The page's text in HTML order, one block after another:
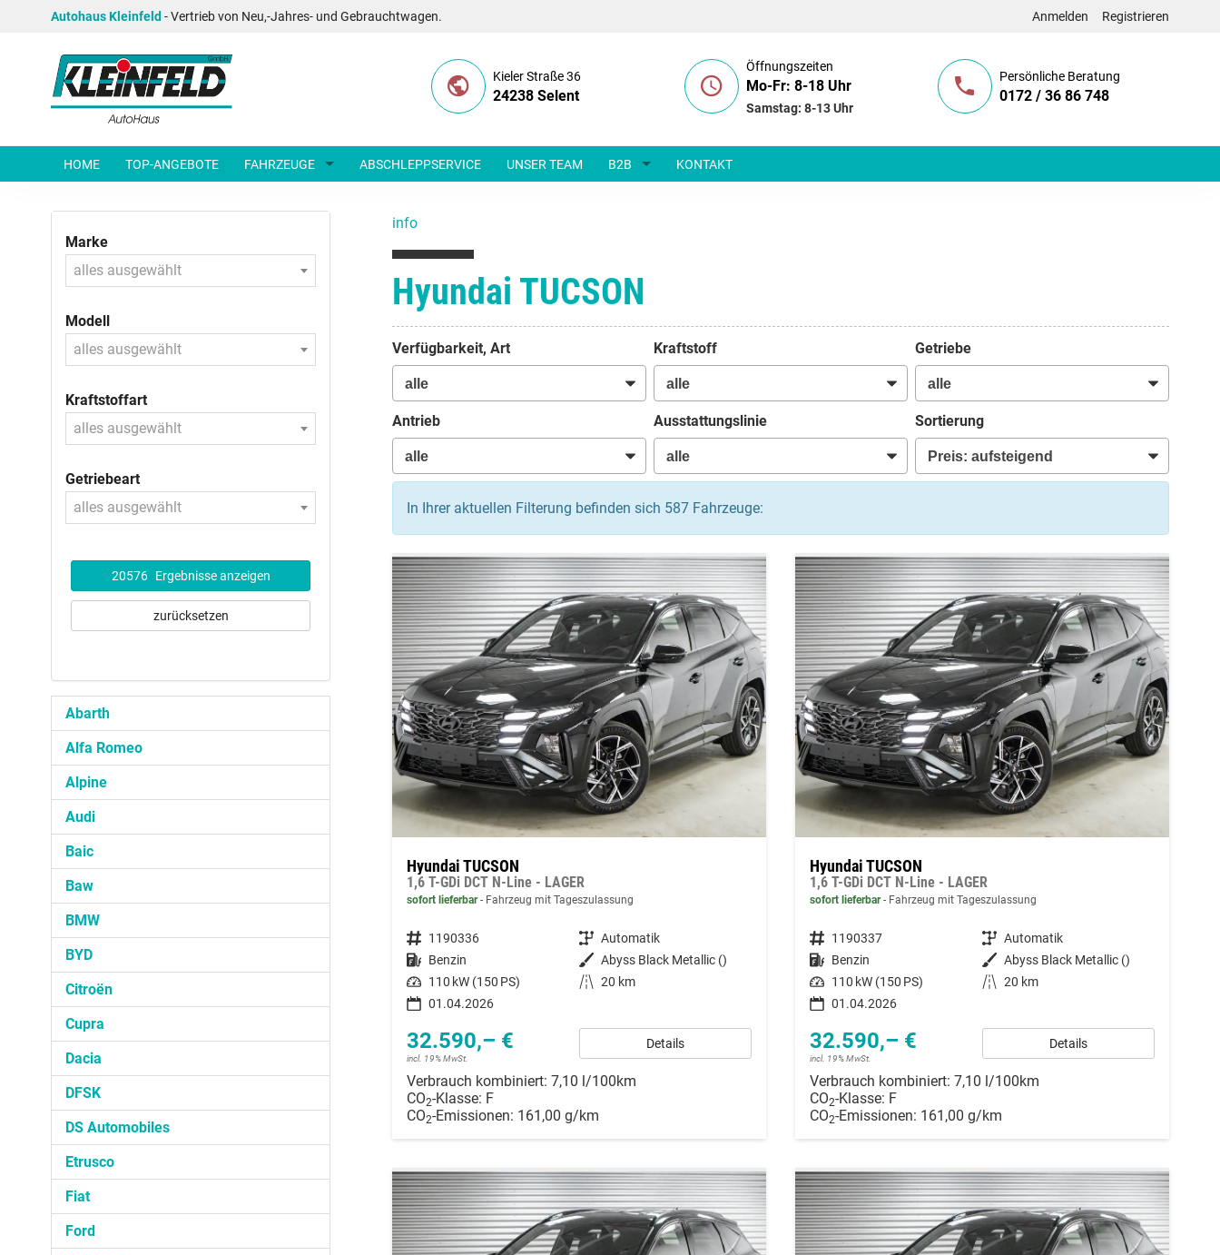
Autohaus Kleinfeld - Vertrieb von Neu,-Jahres- und Gebrauchtwagen. Anmelden Registrieren
Kieler Straße 36
24238 Selent
Öffnungszeiten
Mo-Fr: 8-18 Uhr
Samstag: 8-13 Uhr
Persönliche Beratung
0172 / 36 86 748
HOME TOP-ANGEBOTE FAHRZEUGE ABSCHLEPPSERVICE UNSER TEAM B2B KONTAKT
info
Hyundai TUCSON
Verfügbarkeit, Art Kraftstoff Getriebe
Antrieb Ausstattungslinie Sortierung
In Ihrer aktuellen Filterung befinden sich 587Fahrzeuge:
Hyundai TUCSON
1,6 T-GDi DCT N-Line - LAGER
sofort lieferbar Fahrzeug mit Tageszulassung
Fahrzeugnummer 1190336 Getriebe Automatik
Kraftstoff Benzin Außenfarbe Abyss Black Metallic ()
Leistung 110 kW (150 PS) Kilometerstand 20 km
01.04.2026
32.590,– €
incl. 19% MwSt.
Details
Verbrauch kombiniert: 7,10 l/100km
CO2-Klasse: F
CO2-Emissionen: 161,00 g/km
Hyundai TUCSON
1,6 T-GDi DCT N-Line - LAGER
sofort lieferbar Fahrzeug mit Tageszulassung
Fahrzeugnummer 1190337 Getriebe Automatik
Kraftstoff Benzin Außenfarbe Abyss Black Metallic ()
Leistung 110 kW (150 PS) Kilometerstand 20 km
01.04.2026
32.590,– €
incl. 19% MwSt.
Details
Verbrauch kombiniert: 7,10 l/100km
CO2-Klasse: F
CO2-Emissionen: 161,00 g/km
Marke
alles ausgewählt
Modell
alles ausgewählt
Kraftstoffart
alles ausgewählt
Getriebeart
alles ausgewählt
20576 Ergebnisse anzeigen
zurücksetzen
Abarth
Alfa Romeo
Alpine
Audi
Baic
Baw
BMW
BYD
Citroën
Cupra
Dacia
DFSK
DS Automobiles
Etrusco
Fiat
Ford